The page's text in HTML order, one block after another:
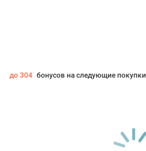
до 304 бонусов на следующие покупки